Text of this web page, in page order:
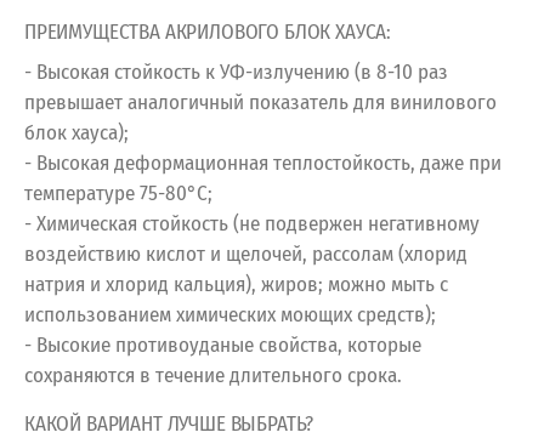
ПРЕИМУЩЕСТВА АКРИЛОВОГО БЛОК ХАУСА:
- Высокая стойкость к УФ-излучению (в 8-10 раз
превышает аналогичный показатель для винилового
блок хауса);
- Высокая деформационная теплостойкость, даже при
температуре 75-80°С;
- Химическая стойкость (не подвержен негативному
воздействию кислот и щелочей, рассолам (хлорид
натрия и хлорид кальция), жиров; можно мыть с
использованием химических моющих средств);
- Высокие противоуданые свойства, которые
сохраняются в течение длительного срока.
КАКОЙ ВАРИАНТ ЛУЧШЕ ВЫБРАТЬ?